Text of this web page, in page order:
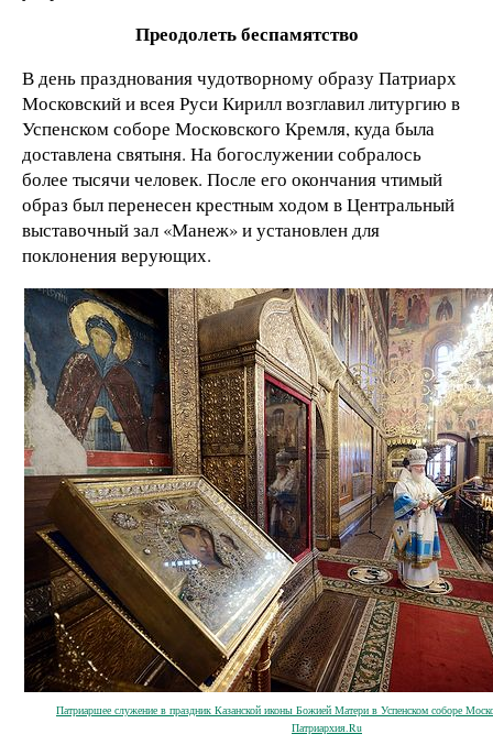
Преодолеть беспамятство
В день празднования чудотворному образу Патриарх
Московский и всея Руси Кирилл возглавил литургию в
Успенском соборе Московского Кремля, куда была
доставлена святыня. На богослужении собралось
более тысячи человек. После его окончания чтимый
образ был перенесен крестным ходом в Центральный
выставочный зал «Манеж» и установлен для
поклонения верующих.
Патриаршее служение в праздник Казанской иконы Божией Матери в Успенском соборе
Патриархия.Ru